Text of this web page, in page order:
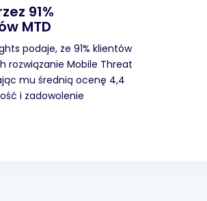
91%
MTD
podaje, że 91% klientów
rozwiązanie Mobile Threat
mu średnią ocenę 4,4
i zadowolenie